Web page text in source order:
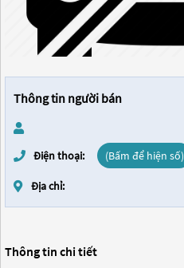
Thông tin người bán
Điện thoại: (Bấm để hiện số)
Địa chỉ:
Thông tin chi tiết